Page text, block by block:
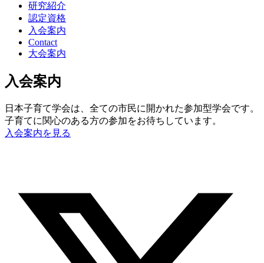
研究紹介
認定資格
入会案内
Contact
大会案内
入会案内
日本子育て学会は、全ての市民に開かれた参加型学会です。
子育てに関心のある方の参加をお待ちしています。
入会案内を見る